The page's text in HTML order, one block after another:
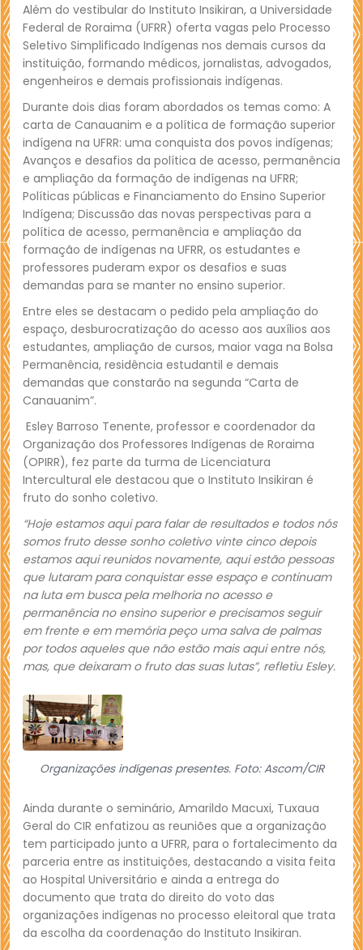
Além do vestibular do Instituto Insikiran, a Universidade
Federal de Roraima (UFRR) oferta vagas pelo Processo
Seletivo Simplificado Indígenas nos demais cursos da
instituição, formando médicos, jornalistas, advogados,
engenheiros e demais profissionais indígenas.
Durante dois dias foram abordados os temas como: A
carta de Canauanim e a política de formação superior
indígena na UFRR: uma conquista dos povos indígenas;
Avanços e desafios da política de acesso, permanência
e ampliação da formação de indígenas na UFRR;
Políticas públicas e Financiamento do Ensino Superior
Indígena; Discussão das novas perspectivas para a
política de acesso, permanência e ampliação da
formação de indígenas na UFRR, os estudantes e
professores puderam expor os desafios e suas
demandas para se manter no ensino superior.
Entre eles se destacam o pedido pela ampliação do
espaço, desburocratização do acesso aos auxílios aos
estudantes, ampliação de cursos, maior vaga na Bolsa
Permanência, residência estudantil e demais
demandas que constarão na segunda “Carta de
Canauanim”.
Esley Barroso Tenente, professor e coordenador da
Organização dos Professores Indígenas de Roraima
(OPIRR), fez parte da turma de Licenciatura
Intercultural ele destacou que o Instituto Insikiran é
fruto do sonho coletivo.
“Hoje estamos aqui para falar de resultados e todos nós
somos fruto desse sonho coletivo vinte cinco depois
estamos aqui reunidos novamente, aqui estão pessoas
que lutaram para conquistar esse espaço e continuam
na luta em busca pela melhoria no acesso e
permanência no ensino superior e precisamos seguir
em frente e em memória peço uma salva de palmas
por todos aqueles que não estão mais aqui entre nós,
mas, que deixaram o fruto das suas lutas”, refletiu Esley.
Organizações indígenas presentes. Foto: Ascom/CIR
Ainda durante o seminário, Amarildo Macuxi, Tuxaua
Geral do CIR enfatizou as reuniões que a organização
tem participado junto a UFRR, para o fortalecimento da
parceria entre as instituições, destacando a visita feita
ao Hospital Universitário e ainda a entrega do
documento que trata do direito do voto das
organizações indígenas no processo eleitoral que trata
da escolha da coordenação do Instituto Insikiran.